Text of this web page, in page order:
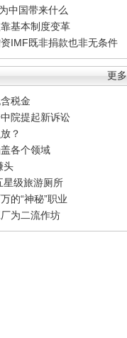
中国带来什么
基本制度变革
IMF既非捐款也非无条件
更多
税金
院提起新诉讼
？
各个领域
头
星级旅游厕所
的“神秘”职业
为二流作坊